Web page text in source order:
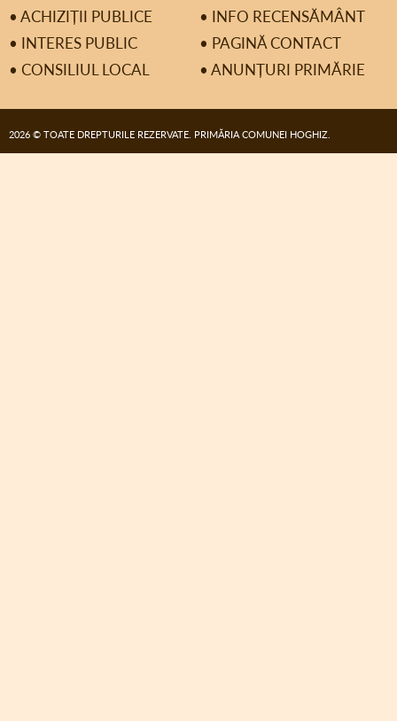
• ACHIZIȚII PUBLICE
• INFO RECENSĂMÂNT
• INTERES PUBLIC
• PAGINĂ CONTACT
• CONSILIUL LOCAL
• ANUNȚURI PRIMĂRIE
2026 © TOATE DREPTURILE REZERVATE. PRIMĂRIA COMUNEI HOGHIZ.